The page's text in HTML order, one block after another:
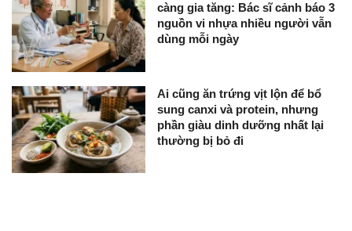
càng gia tăng: Bác sĩ cảnh báo 3
nguồn vi nhựa nhiều người vẫn
dùng mỗi ngày
Ai cũng ăn trứng vịt lộn để bổ
sung canxi và protein, nhưng
phần giàu dinh dưỡng nhất lại
thường bị bỏ đi